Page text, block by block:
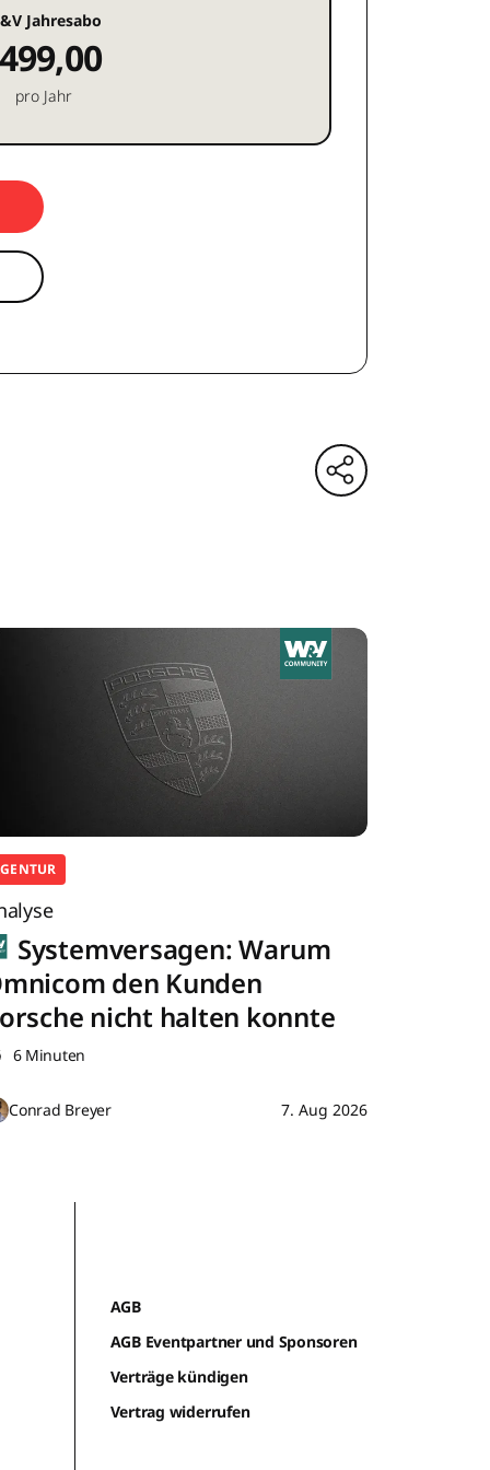
Jahresabo
499,00
pro Jahr
Systemversagen: Warum
den Kunden
nicht halten konnte
6 Minuten
Conrad Breyer 7. Aug 2026
AGB
AGB Eventpartner und Sponsoren
Verträge kündigen
Vertrag widerrufen